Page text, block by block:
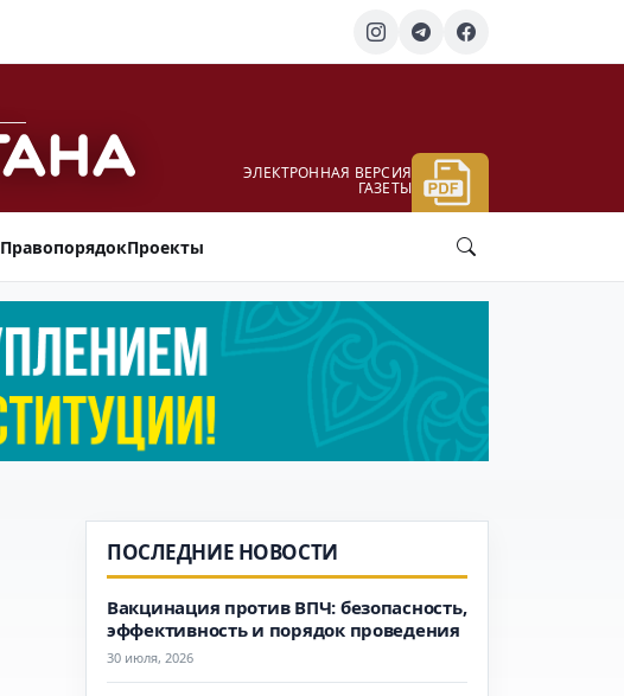
ЭЛЕКТРОННАЯ ВЕРСИЯ
ГАЗЕТЫ
ПравопорядокПроекты
ПОСЛЕДНИЕ НОВОСТИ
Вакцинация против ВПЧ: безопасность,
эффективность и порядок проведения
30 июля, 2026